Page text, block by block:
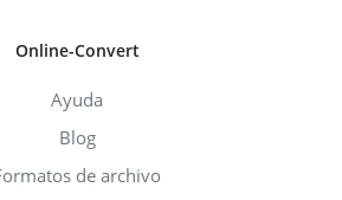
Online-Convert
Ayuda
Blog
de archivo